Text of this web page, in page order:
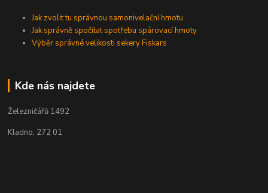
Jak zvolit tu správnou samonivelační hmotu
Jak správně spočítat spotřebu spárovací hmoty
Výběr správné velikosti sekery Fiskars
Kde nás najdete
Železničářů 1492
Kladno, 272 01